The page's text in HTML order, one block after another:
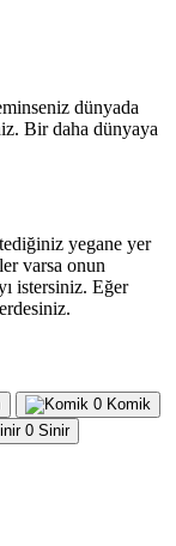
dünyada
Bir daha dünyaya
yegane yer
varsa onun
istersiniz. Eğer
0 Komik
0 Sinir